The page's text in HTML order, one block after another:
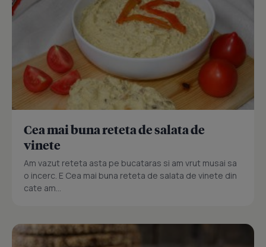
Cea mai buna reteta de salata de
vinete
Am vazut reteta asta pe bucataras si am vrut musai sa
o incerc. E Cea mai buna reteta de salata de vinete din
cate am...